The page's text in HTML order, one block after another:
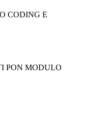
CODING E
PON MODULO